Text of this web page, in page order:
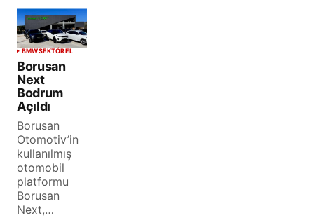
BMWSEKTÖREL
Borusan
Next
Bodrum
Açıldı
Borusan
Otomotiv’in
kullanılmış
otomobil
platformu
Borusan
Next,…